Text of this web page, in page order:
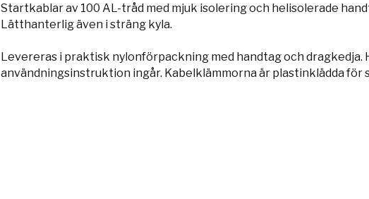
Startkablar av 100 AL-tråd med mjuk isolering och helisolerade
Lätthanterlig även i sträng kyla.
Levereras i praktisk nylonförpackning med handtag och dragkedja.
användningsinstruktion ingår. Kabelklämmorna är plastinklädda för